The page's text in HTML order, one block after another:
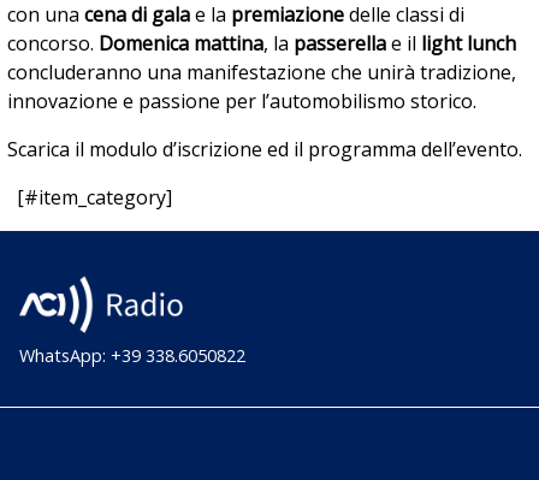
con una cena di galae la premiazionedelle classi di
concorso. Domenica mattina, la passerellae il light lunch
concluderanno una manifestazione che unirà tradizione,
innovazione e passione per l’automobilismo storico.
Scarica il modulo d’iscrizione ed il programma dell’evento.
[#item_category]
WhatsApp: +39 338.6050822